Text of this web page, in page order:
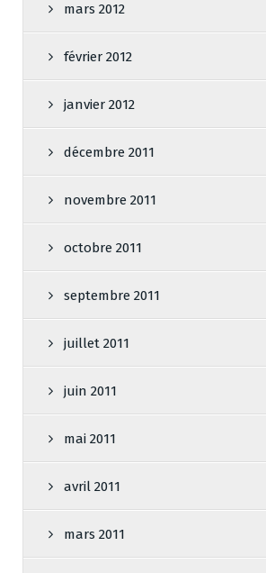
mars 2012
février 2012
janvier 2012
décembre 2011
novembre 2011
octobre 2011
septembre 2011
juillet 2011
juin 2011
mai 2011
avril 2011
mars 2011